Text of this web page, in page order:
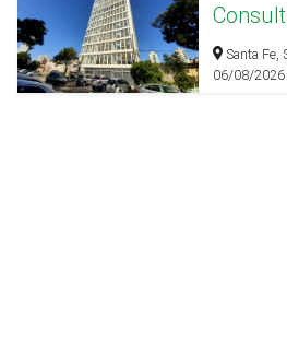
Santa Fe,
06/08/2026